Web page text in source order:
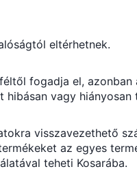
eltérhetnek.
fogadja el,
vagy
visszavezethető
az egyes
teheti Kosarába.